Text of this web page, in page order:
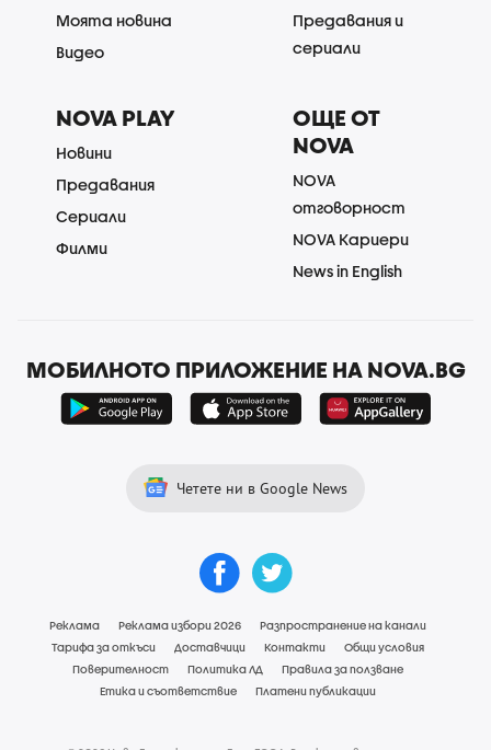
Моята новина
Видео
Предавания и
сериали
NOVA PLAY
Новини
Предавания
Сериали
Филми
ОЩЕ ОТ
NOVA
NOVA
отговорност
NOVA Кариери
News in English
МОБИЛНОТО ПРИЛОЖЕНИЕ НА NOVA.BG
Четете ни в Google News
Реклама Реклама избори 2026
Разпространение на канали
Тарифа за откъси
Доставчици Контакти
Общи условия
Поверителност
Политика ЛД
Правила за ползване
Етика и съответствие
Платени публикации